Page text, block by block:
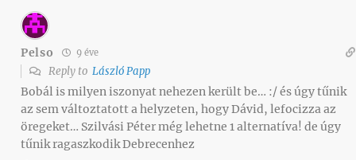
Pelso 9 éve
Reply to László Papp
Bobál is milyen iszonyat nehezen került be… :/ és úgy tűnik
az sem változtatott a helyzeten, hogy Dávid, lefocizza az
öregeket… Szilvási Péter még lehetne 1 alternatíva! de úgy
tűnik ragaszkodik Debrecenhez